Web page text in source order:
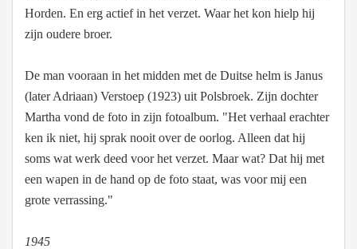
Horden. En erg actief in het verzet. Waar het kon hielp hij
zijn oudere broer.
De man vooraan in het midden met de Duitse helm is Janus
(later Adriaan) Verstoep (1923) uit Polsbroek. Zijn dochter
Martha vond de foto in zijn fotoalbum. "Het verhaal erachter
ken ik niet, hij sprak nooit over de oorlog. Alleen dat hij
soms wat werk deed voor het verzet. Maar wat? Dat hij met
een wapen in de hand op de foto staat, was voor mij een
grote verrassing."
1945